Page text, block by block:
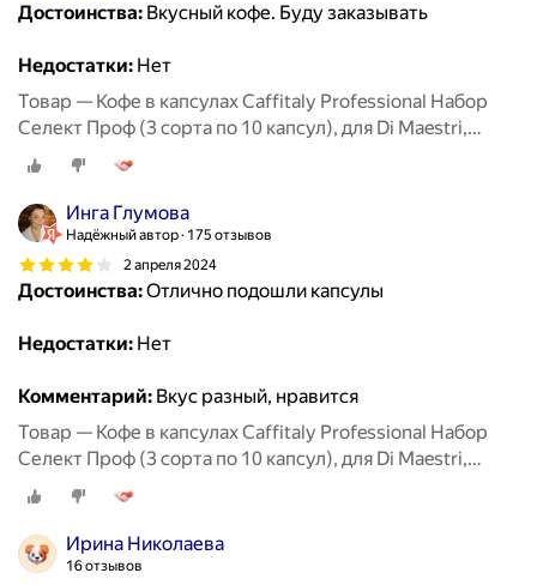
Достоинства: Вкусный кофе. Буду заказывать
Недостатки: Нет
Товар — Кофе в капсулах Caffitaly Professional Набор
Селект Проф (3 сорта по 10 капсул), для Di Maestri,
Caffitaly, Paulig, Tchibo Cafissimo
Инга Глумова
Надёжный автор 175 отзывов
2 апреля 2024
Достоинства:Отлично подошли капсулы
Недостатки: Нет
Комментарий: Вкус разный, нравится
Товар — Кофе в капсулах Caffitaly Professional Набор
Селект Проф (3 сорта по 10 капсул), для Di Maestri,
Caffitaly, Paulig, Tchibo Cafissimo
Ирина Николаева
16 отзывов